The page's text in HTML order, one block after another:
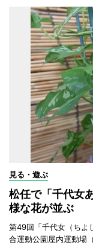
見る・遊ぶ
松任で「千代女
様な花が並ぶ
第49回「千代女（ちよ
合運動公園屋内運動場